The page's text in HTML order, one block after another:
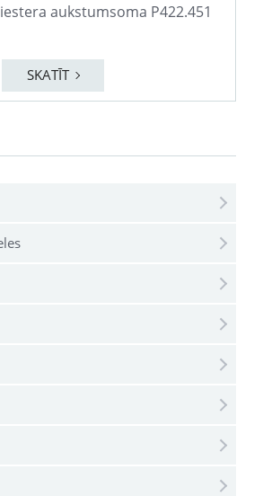
aukstumsoma P422.451
SKATĪT